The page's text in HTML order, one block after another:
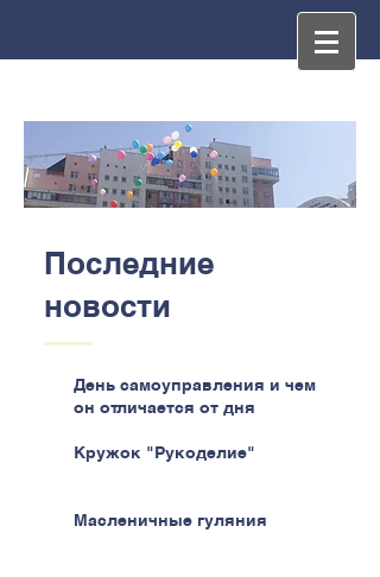
Последние
новости
День самоуправления и чем
он отличается от дня
Кружок "Рукоделие"
Масленичные гуляния